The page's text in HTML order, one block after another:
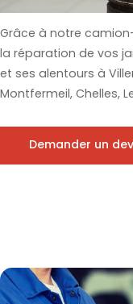
Grâce à notre
la réparation de vos
et ses alentours à
Montfermeil, Chelles,
Demander un